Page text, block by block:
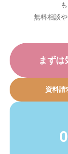
無料相談
まずは
資料請